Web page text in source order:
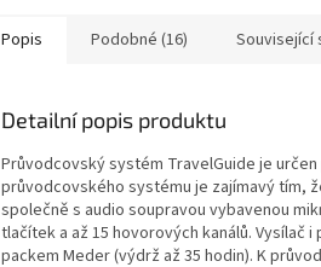
Popis Podobné (16) Související
Detailní popis produktu
Průvodcovský systém TravelGuide je
průvodcovského systému je zajímavý tím,
společně s audio soupravou vybavenou
tlačítek a až 15 hovorových kanálů. Vysílač
packem Meder (výdrž až 35 hodin). K